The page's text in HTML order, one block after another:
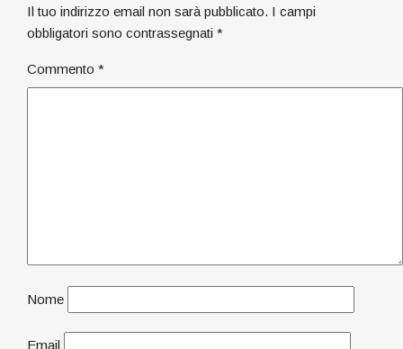
Il tuo indirizzo email non sarà pubblicato. I campi
obbligatori sono contrassegnati *
Commento *
Nome
Email